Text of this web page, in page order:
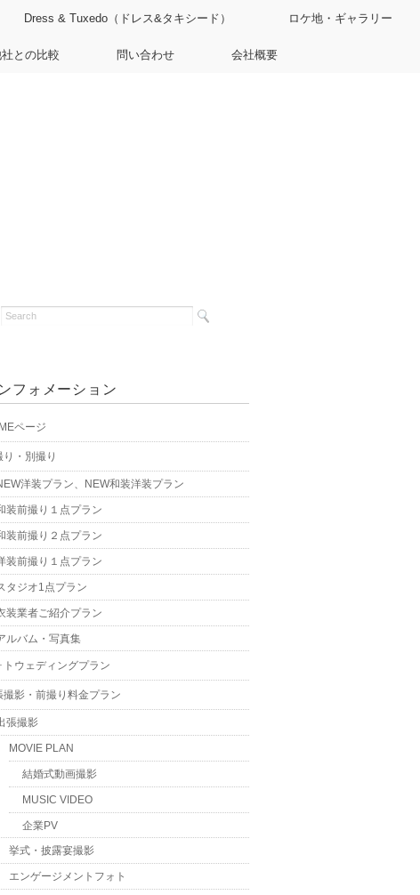
Dress & Tuxedo（ドレス&タキシード） ロケ地・ギャラリー
との比較 問い合わせ 会社概要
フォメーション
ページ
り・別撮り
洋装プラン、NEW和装洋装プラン
装前撮り１点プラン
装前撮り２点プラン
装前撮り１点プラン
タジオ1点プラン
装業者ご紹介プラン
ルバム・写真集
トウェディングプラン
撮影・前撮り料金プラン
張撮影
MOVIE PLAN
結婚式動画撮影
MUSIC VIDEO
企業PV
挙式・披露宴撮影
エンゲージメントフォト